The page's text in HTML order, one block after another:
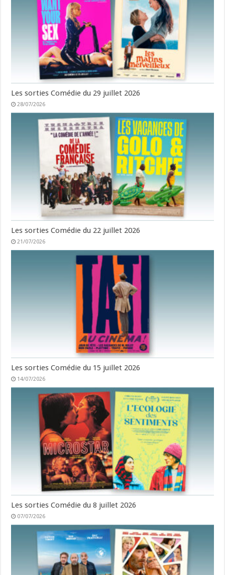
Les sorties Comédie du 29 juillet 2026
28/07/2026
Les sorties Comédie du 22 juillet 2026
21/07/2026
Les sorties Comédie du 15 juillet 2026
14/07/2026
Les sorties Comédie du 8 juillet 2026
07/07/2026